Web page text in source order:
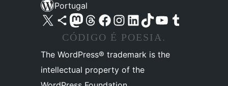
Portugal
Visite a nossa conta X (antigo Twitter)
Visit our Bluesky account
Visit our Mastodon account
Visit our Threads account
Visite a nossa página do Facebook
Visite a nossa conta no Instagram
Visite a nossa conta no LinkedIn
Visit our TikTok account
Visit our YouTube channel
Visit our Tumblr account
CÓDIGO É POESIA.
The WordPress® trademark is the
intellectual property of the